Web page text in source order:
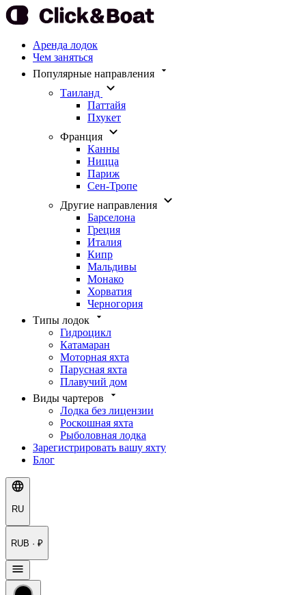
Аренда лодок
Чем заняться
Популярные направления
Таиланд
Паттайя
Пхукет
Франция
Канны
Ницца
Париж
Сен-Тропе
Другие направления
Барселона
Греция
Италия
Кипр
Мальдивы
Монако
Хорватия
Черногория
Типы лодок
Гидроцикл
Катамаран
Моторная яхта
Парусная яхта
Плавучий дом
Виды чартеров
Лодка без лицензии
Роскошная яхта
Рыболовная лодка
Зарегистрировать вашу яхту
Блог
RU
RUB · ₽